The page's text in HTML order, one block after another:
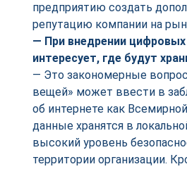
предприятию создать
репутацию компании на
— При внедрении цифровых
интересует, где будут
— Это закономерные
вещей» может ввести в
об интернете как
данные хранятся в
высокий уровень
территории организации.